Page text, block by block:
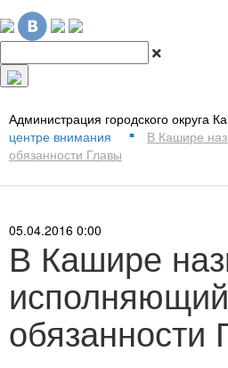
Администрация городского округа
центре внимания
■
В Кашире
обязанности Главы
05.04.2016 0:00
В Кашире
исполняющий
обязанности